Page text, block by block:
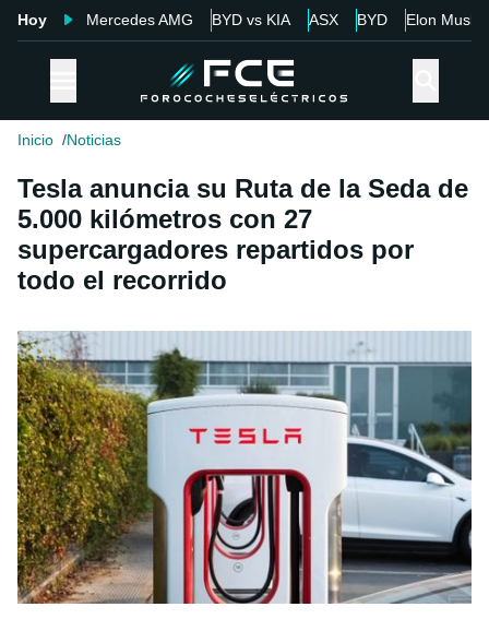
Hoy Mercedes AMG BYD vs KIA ASX BYD Elon Musk
Inicio Noticias
Tesla anuncia su Ruta de la Seda de
5.000 kilómetros con 27
supercargadores repartidos por
todo el recorrido